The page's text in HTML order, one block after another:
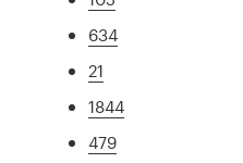
634
21
1844
479